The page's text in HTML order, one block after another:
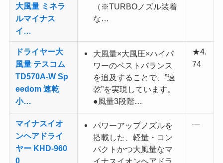
大風量 ミネラ
ルマイナス
イ…
（※TURBOノズル装着
な…
ドライヤー大
風量 テスコム
TD570A-W Sp
eedom 速乾
小…
大風量×大風圧×ハイパ
ワーのベストバランス
を追及することで、”速
乾”を実現しています。
●風量3段階…
★4.
74
マイナスイオ
ンヘアドライ
ヤー KHD-960
0
パワーアップノズルを
搭載した、軽量・コン
パクトかつ大風量なマ
イナスイオンヘアドラ
—